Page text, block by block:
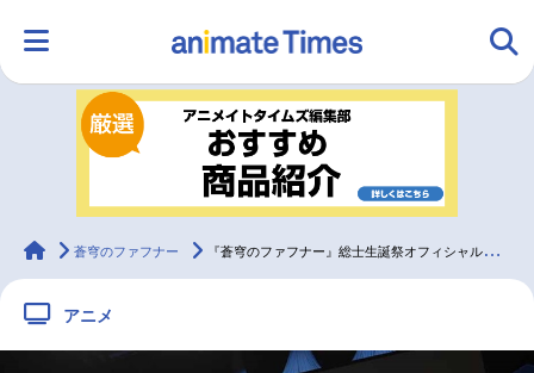
ランキング アニメ
ラジオ みんなの声
animateTimes
蒼穹のファフナー 『蒼穹のファフナー』総士生誕祭オフィシャルレポートが到着
アニメ